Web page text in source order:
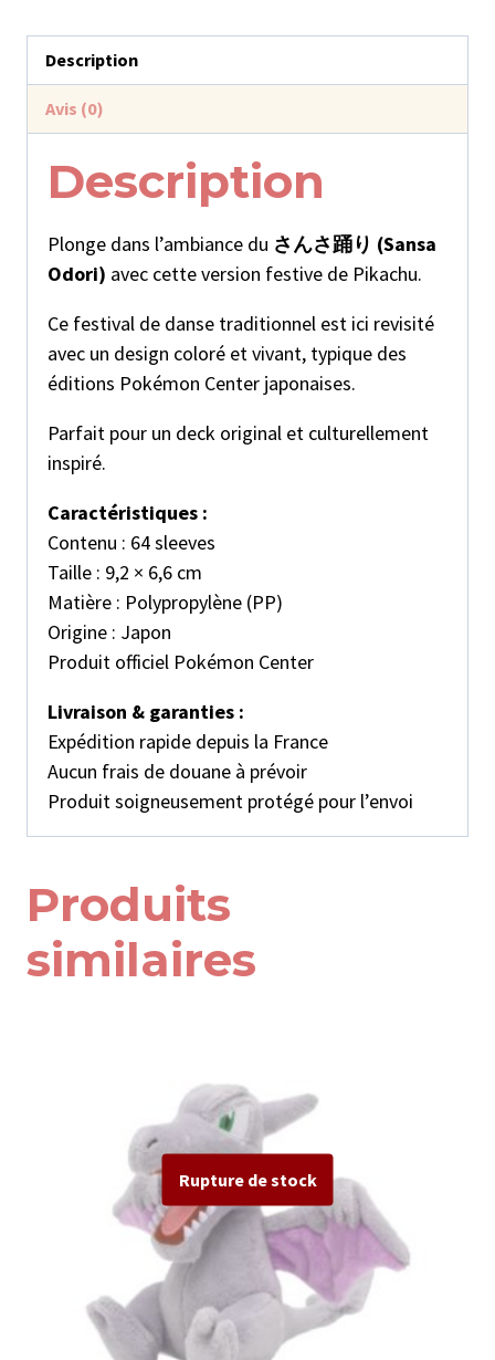
Description
Avis (0)
Description
Plonge dans l’ambiance du さんさ踊り (Sansa
Odori) avec cette version festive de Pikachu.
Ce festival de danse traditionnel est ici revisité
avec un design coloré et vivant, typique des
éditions Pokémon Center japonaises.
Parfait pour un deck original et culturellement
inspiré.
Caractéristiques :
Contenu : 64 sleeves
Taille : 9,2 × 6,6 cm
Matière : Polypropylène (PP)
Origine : Japon
Produit officiel Pokémon Center
Livraison & garanties :
Expédition rapide depuis la France
Aucun frais de douane à prévoir
Produit soigneusement protégé pour l’envoi
Produits
similaires